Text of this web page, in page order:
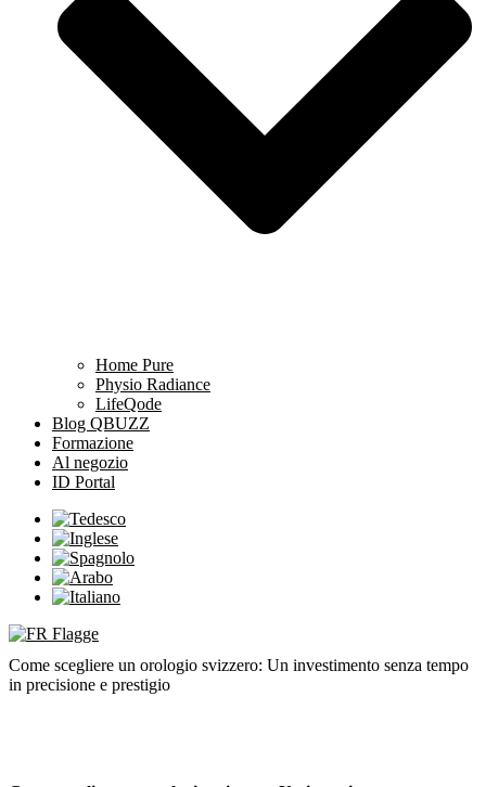
Home Pure
Physio Radiance
LifeQode
Blog QBUZZ
Formazione
Al negozio
ID Portal
Come scegliere un orologio svizzero: Un investimento senza tempo
in precisione e prestigio